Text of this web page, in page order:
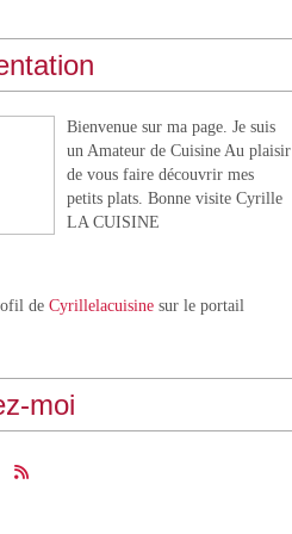
Bienvenue sur ma page. Je suis
un Amateur de Cuisine Au plaisir
de vous faire découvrir mes
petits plats. Bonne visite Cyrille
LA CUISINE
de Cyrillelacuisine sur le portail
moi